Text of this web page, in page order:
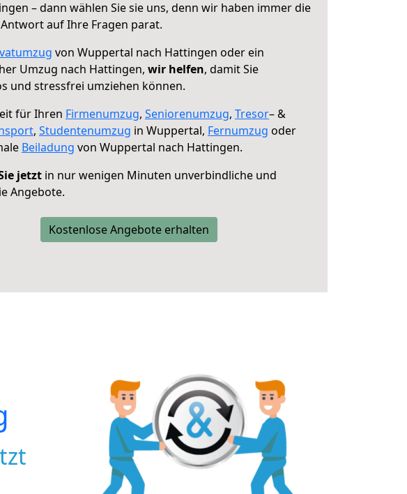
– dann wählen Sie sie uns, denn wir haben immer die
auf Ihre Fragen parat.
von Wuppertal nach Hattingen oder ein
Umzug nach Hattingen, wir helfen, damit Sie
und stressfrei umziehen können.
für Ihren Firmenumzug, Seniorenumzug, Tresor– &
, Studentenumzug in Wuppertal, Fernumzug oder
Beiladung von Wuppertal nach Hattingen.
jetzt in nur wenigen Minuten unverbindliche und
Angebote.
Kostenlose Angebote erhalten